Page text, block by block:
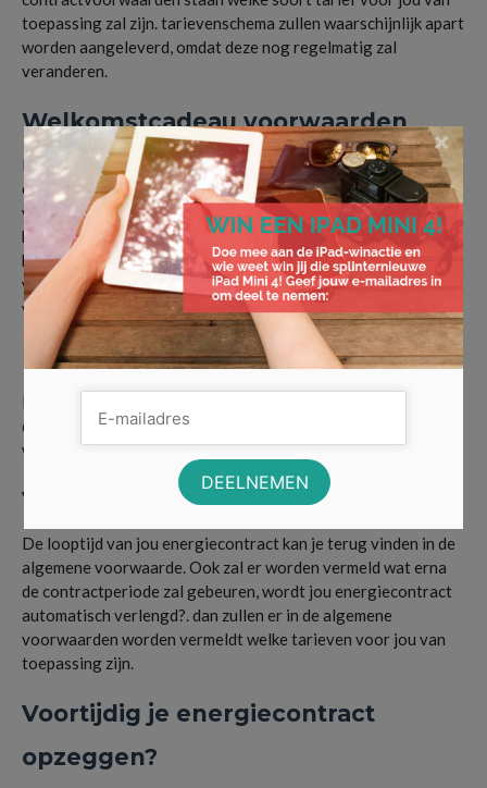
toepassing zal zijn. tarievenschema zullen waarschijnlijk apart
worden aangeleverd, omdat deze nog regelmatig zal
veranderen.
Welkomstcadeau voorwaarden
Bij de meeste energieleveranciers zullen de nieuwe klanten
een welkomcadeau/korting krijgen. In de algemene
voorwaarden zal er vermeldt worden wanneer en hoe de
korting wordt verrekend, ook zal er instaan voor welke
klanten de welkomcadeau/korting geldt. Ook zal er worden
vermeldt wat er gebeurt mocht je het contract beëindigen
voordat de einddatum behaald is.
Betalingen
De betalingen zijn vastgesteld in de algemene voorwaarden,
daar staat aangeven op welke manier de premie voldaan kan
worden.
Verlenging van het contract
De looptijd van jou energiecontract kan je terug vinden in de
algemene voorwaarde. Ook zal er worden vermeld wat erna
de contractperiode zal gebeuren, wordt jou energiecontract
automatisch verlengd?. dan zullen er in de algemene
voorwaarden worden vermeldt welke tarieven voor jou van
toepassing zijn.
Voortijdig je energiecontract
opzeggen?
×